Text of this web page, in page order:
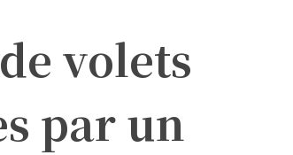
volets
par un